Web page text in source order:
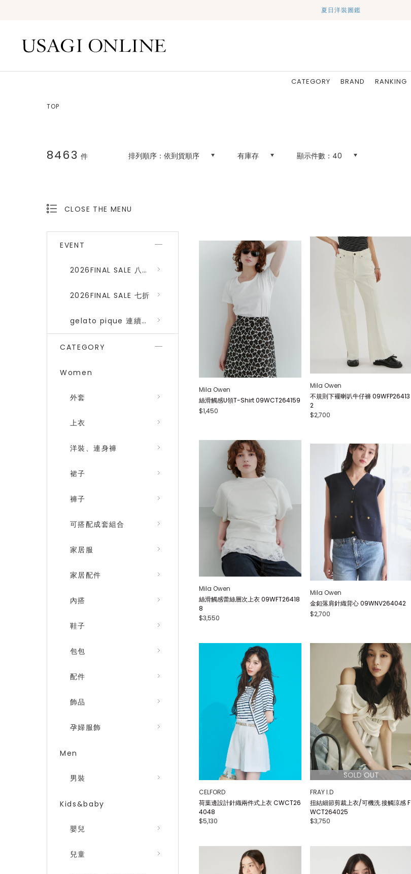
夏日洋裝圖鑑
CATEGORY BRAND RANKING
TOP
8463 件 排列順序： 依到貨順序 有庫存 顯示件數： 40
CLOSE THE MENU
EVENT
2026FINAL SALE 八折 (gelato pique、SNIDEL HOME)
2026FINAL SALE 七折
gelato pique 連續品番八折
CATEGORY
Women
外套
上衣
洋裝、連身褲
裙子
褲子
可搭配成套組合
家居服
家居配件
內搭
鞋子
包包
配件
飾品
孕婦服飾
Men
男裝
Kids&baby
嬰兒
兒童
Mila Owen
絲滑觸感U領T-Shirt 09WCT264159
$1,450
Mila Owen
不規則下襬喇叭牛仔褲 09WFP26413
2
$2,700
Mila Owen
絲滑觸感蕾絲層次上衣 09WFT26418
8
$3,550
Mila Owen
金釦落肩針織背心 09WNV264042
$2,700
CELFORD
荷葉邊設計針織兩件式上衣 CWCT26
4048
$5,130
FRAY I.D
扭結細節剪裁上衣/可機洗.接觸涼感 F
WCT264025
$3,750